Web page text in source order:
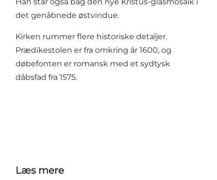
det genåbnede østvindue.
Kirken rummer flere historiske detaljer.
Prædikestolen er fra omkring år 1600, og
døbefonten er romansk med et sydtysk
dåbsfad fra 1575.
Læs mere